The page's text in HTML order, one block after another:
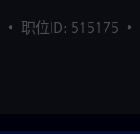
• 职位ID: 515175 •